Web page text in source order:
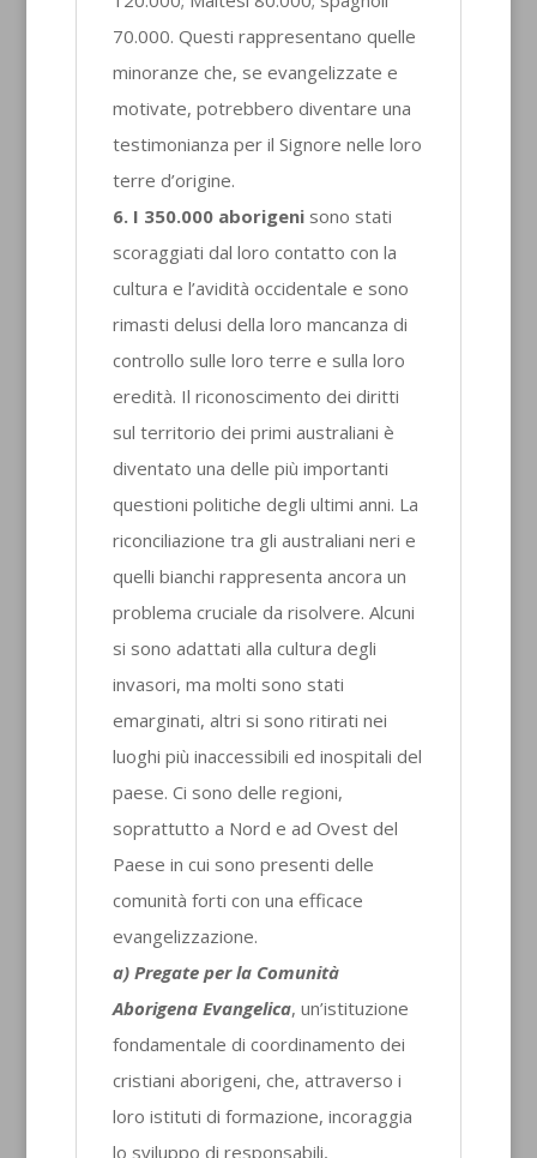
70.000. Questi rappresentano quelle
minoranze che, se evangelizzate e
motivate, potrebbero diventare una
testimonianza per il Signore nelle loro
terre d’origine.
6. I 350.000 aborigenisono stati
scoraggiati dal loro contatto con la
cultura e l’avidità occidentale e sono
rimasti delusi della loro mancanza di
controllo sulle loro terre e sulla loro
eredità. Il riconoscimento dei diritti
sul territorio dei primi australiani è
diventato una delle più importanti
questioni politiche degli ultimi anni. La
riconciliazione tra gli australiani neri e
quelli bianchi rappresenta ancora un
problema cruciale da risolvere. Alcuni
si sono adattati alla cultura degli
invasori, ma molti sono stati
emarginati, altri si sono ritirati nei
luoghi più inaccessibili ed inospitali del
paese. Ci sono delle regioni,
soprattutto a Nord e ad Ovest del
Paese in cui sono presenti delle
comunità forti con una efficace
evangelizzazione.
a) Pregate per la Comunità
Aborigena Evangelica, un’istituzione
fondamentale di coordinamento dei
cristiani aborigeni, che, attraverso i
loro istituti di formazione, incoraggia
lo sviluppo di responsabili,